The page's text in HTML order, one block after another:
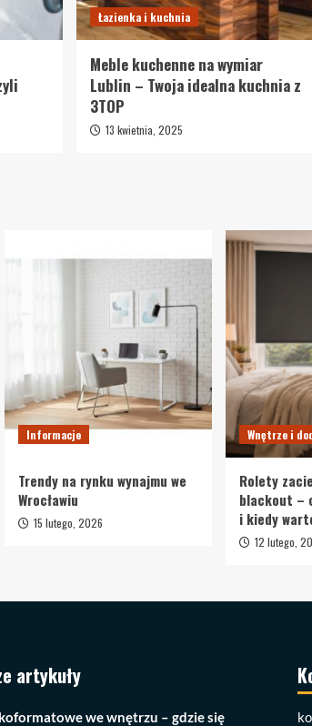
Łazienka i kuchnia
Meble kuchenne na wymiar
Lublin – Twoja idealna kuchnia z
3TOP
13 kwietnia, 2025
Informacje
Trendy na rynku wynajmu we
Wrocławiu
15 lutego, 2026
Wnętrze i
Rolety
blackout –
i kiedy
12 lutego,
artykuły
we wnętrzu – gdzie się